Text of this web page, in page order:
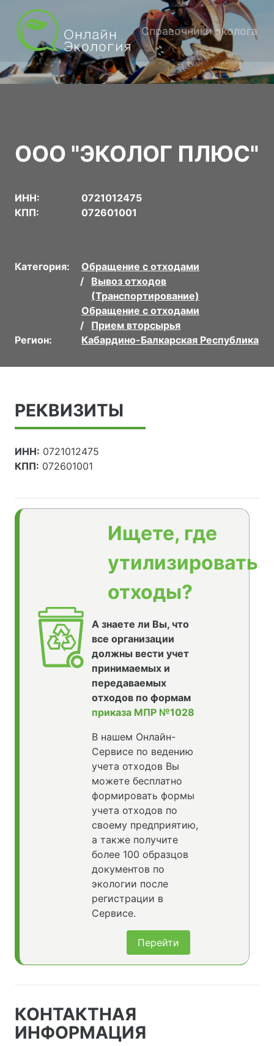
Справочники эколога
ООО "ЭКОЛОГ ПЛЮС"
ИНН:
0721012475
КПП:
072601001
Категория:
Обращение с отходами
Вывоз отходов
(Транспортирование)
Обращение с отходами
Прием вторсырья
Регион:
Кабардино-Балкарская Республика
РЕКВИЗИТЫ
ИНН: 0721012475
КПП: 072601001
Ищете, где
утилизировать
отходы?
А знаете ли Вы, что
все организации
должны вести учет
принимаемых и
передаваемых
отходов по формам
приказа МПР №1028
В нашем Онлайн-
Сервисе по ведению
учета отходов Вы
можете бесплатно
формировать формы
учета отходов по
своему предприятию,
а также получите
более 100 образцов
документов по
экологии после
регистрации в
Сервисе.
Перейти
КОНТАКТНАЯ
ИНФОРМАЦИЯ